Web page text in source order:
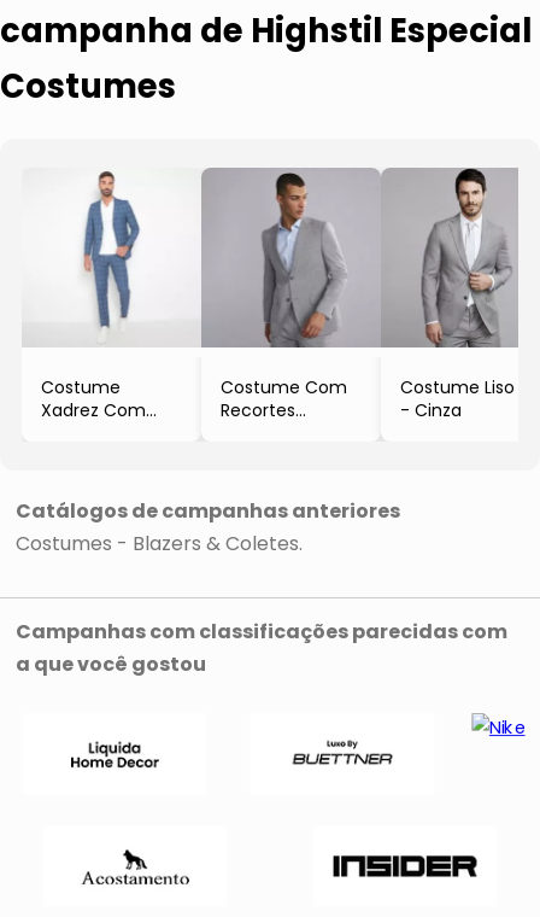
campanha de Highstil Especial
Costumes
Costume
Xadrez Com
Costume Com
Recortes
Costume Liso
- Cinza
Catálogos de campanhas anteriores
Costumes - Blazers & Coletes
Campanhas com classificações parecidas com
a que você gostou